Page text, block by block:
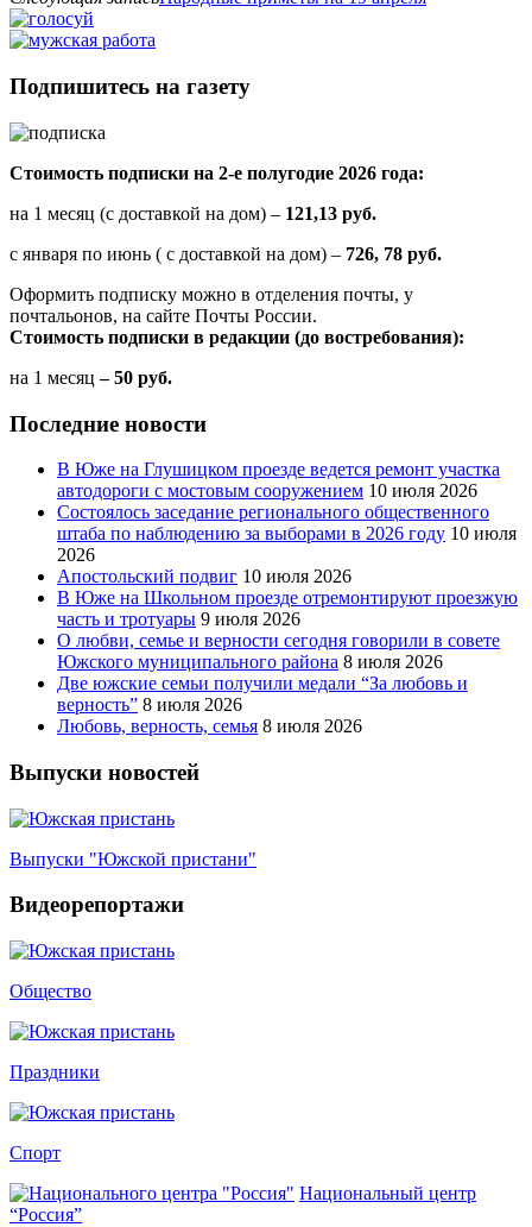
Подпишитесь на газету
Стоимость подписки на 2-е полугодие 2026 года:
на 1 месяц (с доставкой на дом) – 121,13 руб.
с января по июнь ( с доставкой на дом) – 726, 78 руб.
Оформить подписку можно в отделения почты, у
почтальонов, на сайте Почты России.
Стоимость подписки в редакции (до востребования):
на 1 месяц – 50 руб.
Последние новости
В Юже на Глушицком проезде ведется ремонт участка
автодороги с мостовым сооружением 10 июля 2026
Состоялось заседание регионального общественного
штаба по наблюдению за выборами в 2026 году 10 июля
2026
Апостольский подвиг 10 июля 2026
В Юже на Школьном проезде отремонтируют проезжую
часть и тротуары 9 июля 2026
О любви, семье и верности сегодня говорили в совете
Южского муниципального района 8 июля 2026
Две южские семьи получили медали “За любовь и
верность” 8 июля 2026
Любовь, верность, семья 8 июля 2026
Выпуски новостей
Выпуски "Южской пристани"
Видеорепортажи
Общество
Праздники
Спорт
Национальный центр
“Россия”